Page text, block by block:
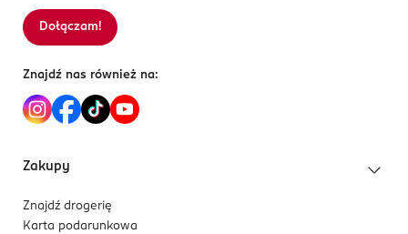
Dołączam!
Znajdź nas również na:
Zakupy
Znajdź drogerię
Karta podarunkowa